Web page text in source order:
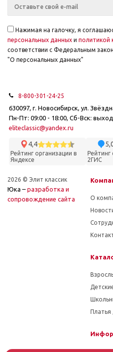
Нажимая на галочку, я
персональных данных и политикой
соответствии с Федеральным
"О персональных данных"
8-800-301-24-25
630097, г. Новосибирск, ул.
Пн-Пт: 09:00 - 18:00, Сб-Вск:
eliteclassic@yandex.ru
4,4
Рейтинг организации в
Яндексе
Рейтинг
2ГИС
2026 © Элит классик
Юка – разработка и
cопровождение сайта
О
Платья